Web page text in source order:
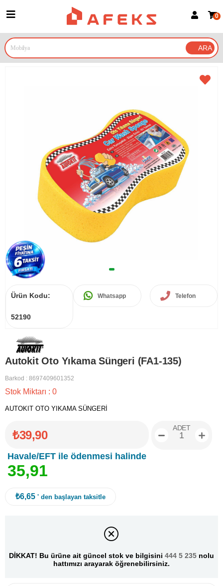
Google İle Bağlan
0
Ürün Kodu:
52190
Whatsapp Telefon
Autokit Oto Yıkama Süngeri (FA1-135)
Barkod : 8697409601352
Stok Miktarı : 0
AUTOKIT OTO YIKAMA SÜNGERİ
₺39,90
Havale/EFT ile ödenmesi halinde
35,91
ADET
₺6,65 ' den başlayan taksitle
DİKKAT! Bu ürüne ait güncel stok ve bilgisini 444 5 235 nolu
hattımızı arayarak öğrenebilirsiniz.